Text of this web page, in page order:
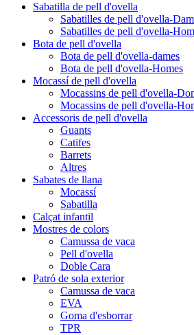
Sabatilla de pell d'ovella
Sabatilles de pell d'ovella-
Sabatilles de pell d'ovella-
Bota de pell d'ovella
Bota de pell d'ovella-dames
Bota de pell d'ovella-Homes
Mocassí de pell d'ovella
Mocassins de pell d'ovella-
Mocassins de pell d'ovella-
Accessoris de pell d'ovella
Guants
Catifes
Barrets
Altres
Sabates de llana
Mocassí
Sabatilla
Calçat infantil
Mostres de colors
Camussa de vaca
Pell d'ovella
Doble Cara
Patró de sola exterior
Camussa de vaca
EVA
Goma d'esborrar
TPR